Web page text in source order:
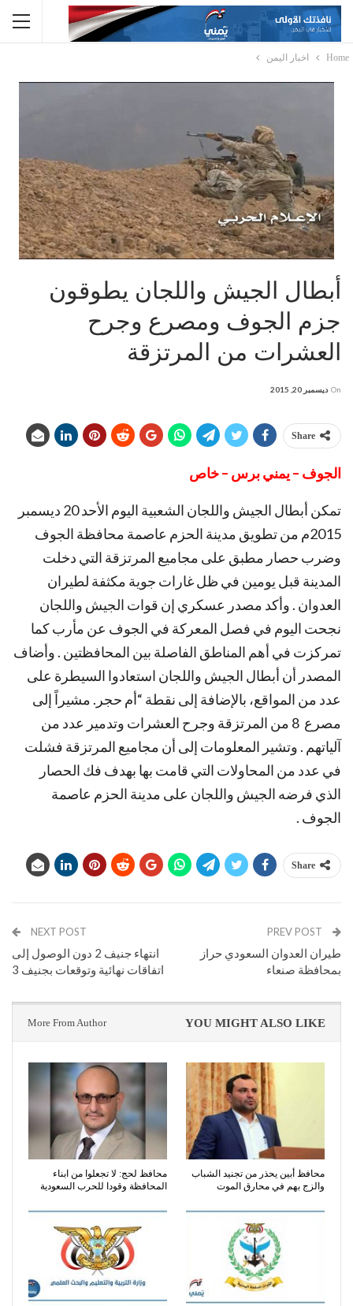
Home اخبار اليمن
أبطال الجيش واللجان يطوقون
جزم الجوف ومصرع وجرح
العشرات من المرتزقة
On ديسمبر 20, 2015
Share
الجوف – يمني برس – خاص
تمكن أبطال الجيش واللجان الشعبية اليوم الأحد 20 ديسمبر
2015م من تطويق مدينة الحزم عاصمة محافظة الجوف
وضرب حصار مطبق على مجاميع المرتزقة التي دخلت
المدينة قبل يومين في ظل غارات جوية مكثفة لطيران
العدوان . وأكد مصدر عسكري إن قوات الجيش واللجان
نجحت اليوم في فصل المعركة في الجوف عن مأرب كما
تمركزت في أهم المناطق الفاصلة بين المحافظتين . وأضاف
المصدر أن أبطال الجيش واللجان استعادوا السيطرة على
عدد من المواقع، بالإضافة إلى نقطة “أم حجر. مشيراً إلى
مصرع 8 من المرتزقة وجرح العشرات وتدمير عدد من
آلياتهم . وتشير المعلومات إلى أن مجاميع المرتزقة فشلت
في عدد من المحاولات التي قامت بها بهدف فك الحصار
الذي فرضه الجيش واللجان على مدينة الحزم عاصمة
الجوف .
Share
طيران العدوان السعودي حراز
بمحافظة صنعاء
NEXT POST
انتهاء جنيف 2 دون الوصول إلى
اتفاقات نهائية وتوقعات بجنيف 3
YOU MIGHT ALSO LIKE
More From Author
محافظ أبين يحذر من تجنيد الشباب
والزج بهم في محارق الموت
محافظ لحج: لا تجعلوا من ابناء
المحافظة وقودا للحرب السعودية